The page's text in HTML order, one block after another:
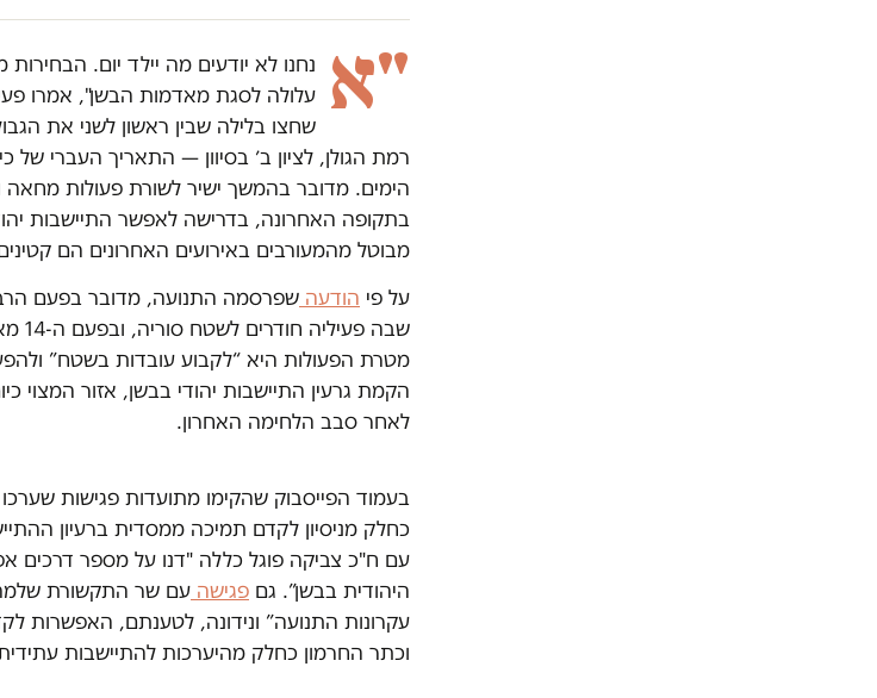
"א
נחנו לא יודעים מה יילד יום.
עלולה לסגת מאדמות הבשן", אמרו
שחצו בלילה שבין ראשון לשני את
רמת הגולן, לציון ב׳ בסיוון — התאריך העברי
הימים. מדובר בהמשך ישיר לשורת פעולות
בתקופה האחרונה, בדרישה לאפשר התיישבות
מבוטל מהמעורבים באירועים האחרונים הם
על פי הודעה
שבה
מטרת הפעולות היא “לקבוע עובדות בשטח”
הקמת גרעין התיישבות יהודי בבשן, אזור המצוי
לאחר סבב הלחימה האחרון.
בעמוד הפייסבוק שהקימו מתועדות פגישות שערכו
כחלק מניסיון לקדם תמיכה ממסדית ברעיון
עם ח"כ צביקה פוגל כללה "דנו על מספר דרכים
היהודית בבשן”. גם פגישה עם שר התקשורת שלמה
עקרונות התנועה” ונידונה, לטענתם, האפשרות
וכתר החרמון כחלק מהיערכות להתיישבות